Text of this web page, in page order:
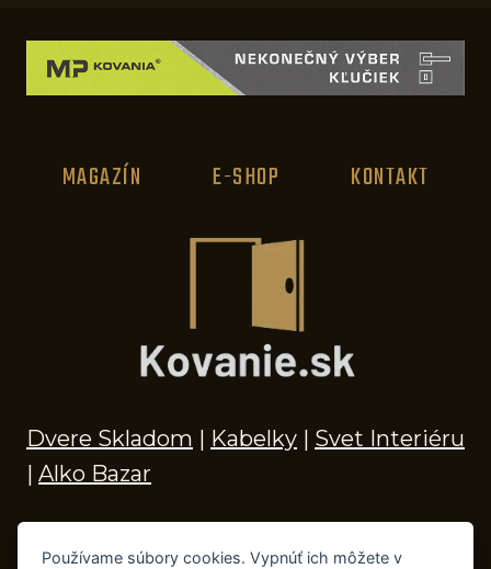
MAGAZÍN E-SHOP KONTAKT
Dvere Skladom | Kabelky | Svet Interiéru
| Alko Bazar
Používame súbory cookies. Vypnúť ich môžete v